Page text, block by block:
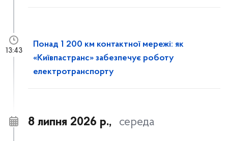
Понад 1 200 км контактної мережі: як
«Київпастранс» забезпечує роботу
електротранспорту
13:43
8 липня 2026 р., середа